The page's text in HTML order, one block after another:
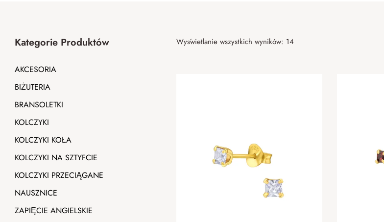
Wyświetlanie wszystkich wyników: 14
Kategorie Produktów
AKCESORIA
BIŻUTERIA
BRANSOLETKI
KOLCZYKI
KOLCZYKI KOŁA
KOLCZYKI NA SZTYFCIE
KOLCZYKI PRZECIĄGANE
NAUSZNICE
ZAPIĘCIE ANGIELSKIE